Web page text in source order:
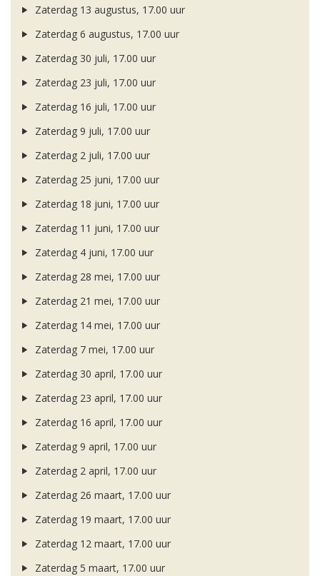
Zaterdag 13 augustus, 17.00 uur
Zaterdag 6 augustus, 17.00 uur
Zaterdag 30 juli, 17.00 uur
Zaterdag 23 juli, 17.00 uur
Zaterdag 16 juli, 17.00 uur
Zaterdag 9 juli, 17.00 uur
Zaterdag 2 juli, 17.00 uur
Zaterdag 25 juni, 17.00 uur
Zaterdag 18 juni, 17.00 uur
Zaterdag 11 juni, 17.00 uur
Zaterdag 4 juni, 17.00 uur
Zaterdag 28 mei, 17.00 uur
Zaterdag 21 mei, 17.00 uur
Zaterdag 14 mei, 17.00 uur
Zaterdag 7 mei, 17.00 uur
Zaterdag 30 april, 17.00 uur
Zaterdag 23 april, 17.00 uur
Zaterdag 16 april, 17.00 uur
Zaterdag 9 april, 17.00 uur
Zaterdag 2 april, 17.00 uur
Zaterdag 26 maart, 17.00 uur
Zaterdag 19 maart, 17.00 uur
Zaterdag 12 maart, 17.00 uur
Zaterdag 5 maart, 17.00 uur